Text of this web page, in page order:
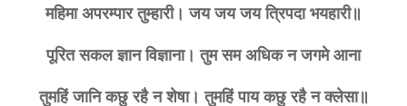
महिमा अपरम्पार तुम्हारी। जय जय जय त्रिपदा भयहारी॥
पूरित सकल ज्ञान विज्ञाना। तुम सम अधिक न जगमे आना
तुमहिं जानि कछु रहै न शेषा। तुमहिं पाय कछु रहै न क्लेसा॥